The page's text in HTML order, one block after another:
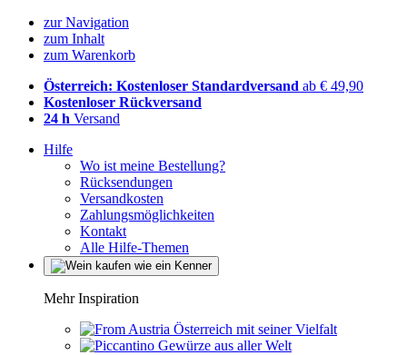
zur Navigation
zum Inhalt
zum Warenkorb
Österreich: Kostenloser Standardversand ab € 49,90
Kostenloser Rückversand
24 h Versand
Hilfe
Wo ist meine Bestellung?
Rücksendungen
Versandkosten
Zahlungsmöglichkeiten
Kontakt
Alle Hilfe-Themen
Mehr Inspiration
Österreich mit seiner Vielfalt
Gewürze aus aller Welt